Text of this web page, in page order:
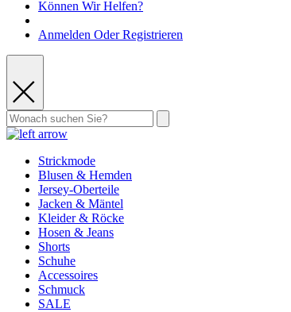
Können Wir Helfen?
Anmelden Oder Registrieren
Strickmode
Blusen & Hemden
Jersey-Oberteile
Jacken & Mäntel
Kleider & Röcke
Hosen & Jeans
Shorts
Schuhe
Accessoires
Schmuck
SALE